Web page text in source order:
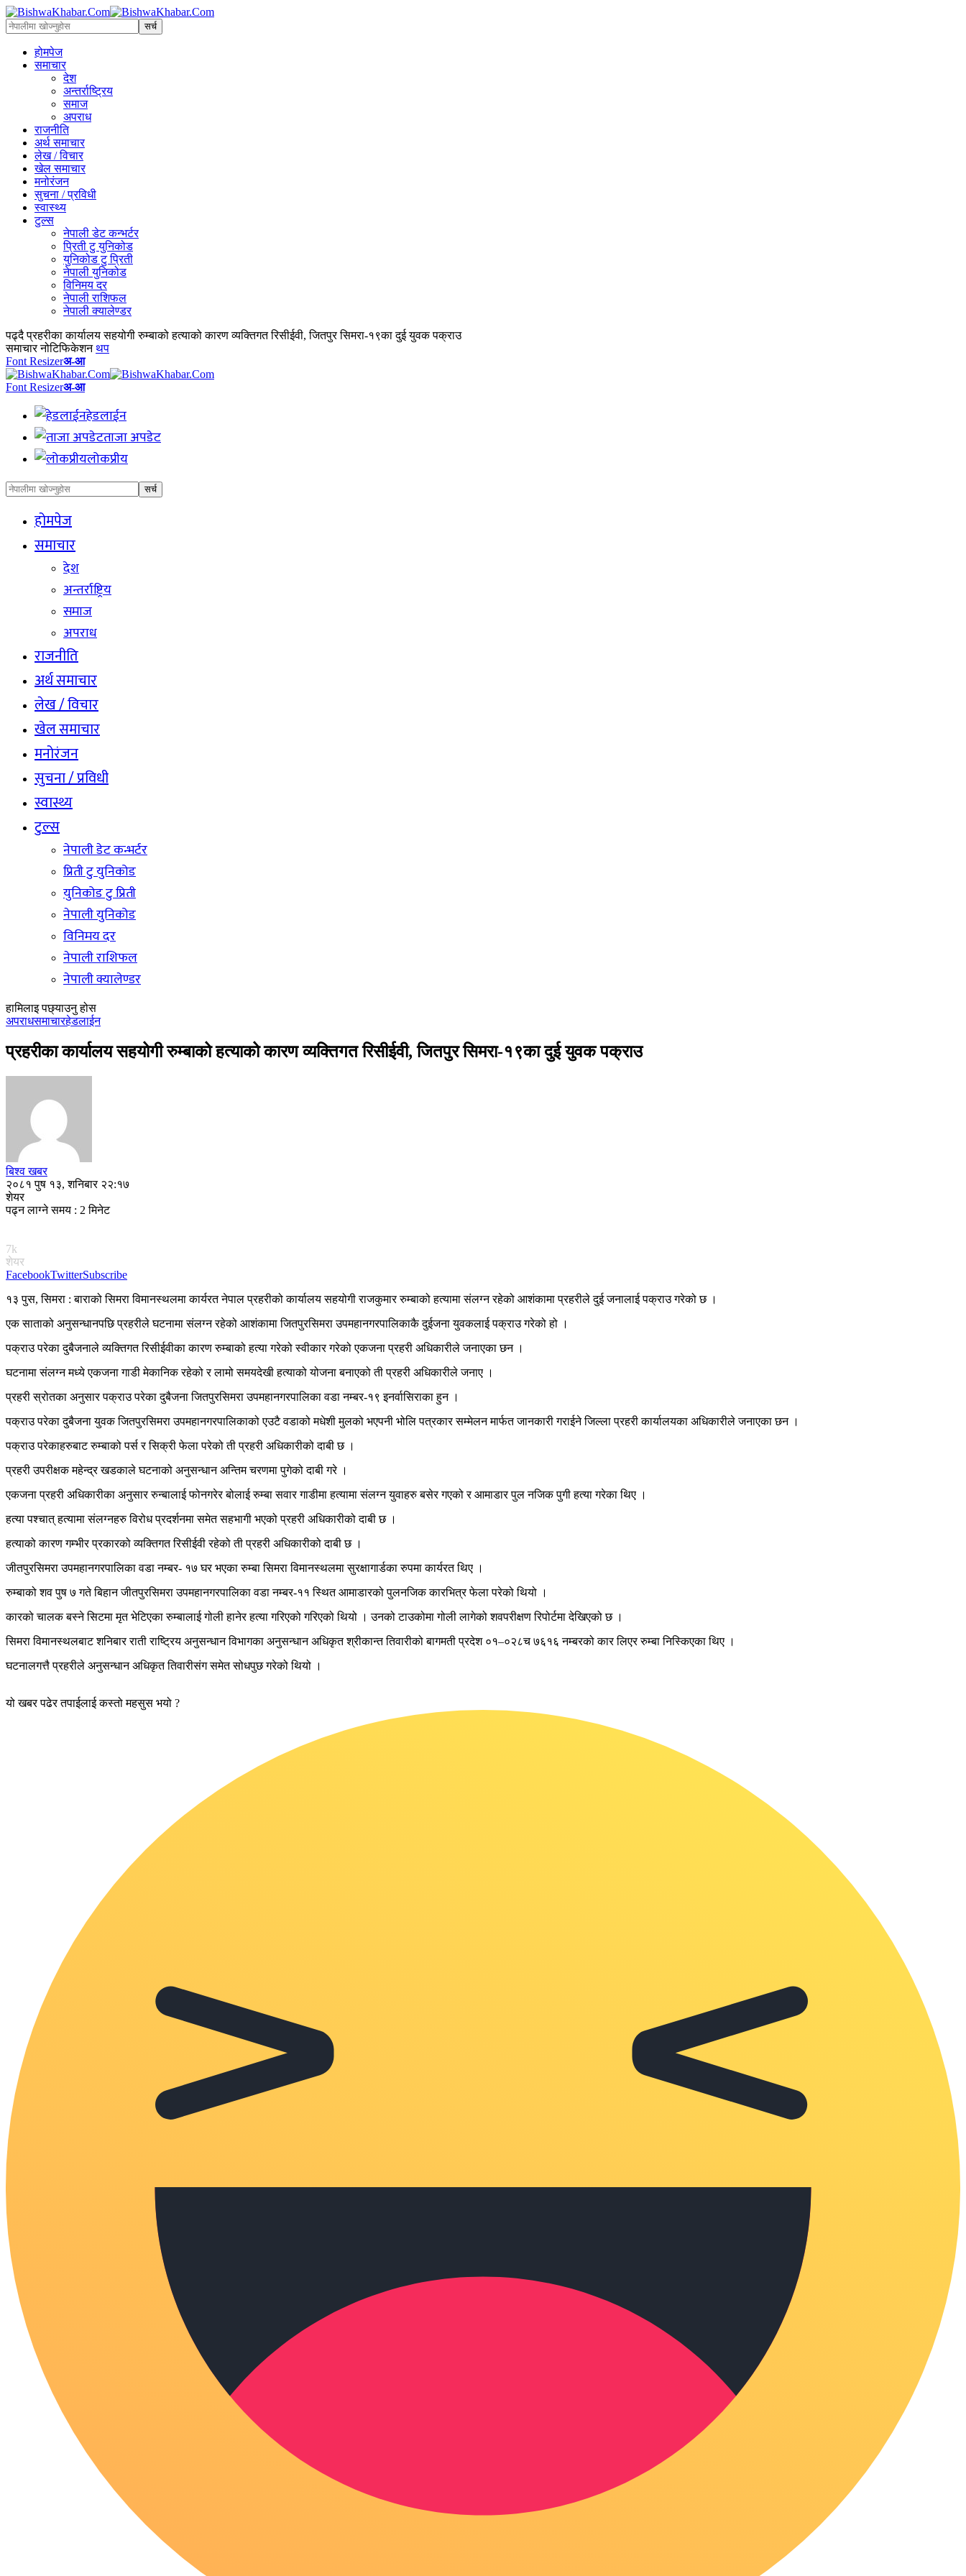
होमपेज
समाचार
देश
अन्तर्राष्ट्रिय
समाज
अपराध
राजनीति
अर्थ समाचार
लेख / विचार
खेल समाचार
मनोरंजन
सुचना / प्रविधी
स्वास्थ्य
टुल्स
नेपाली डेट कन्भर्टर
प्रिती टु युनिकोड
युनिकोड टु प्रिती
नेपाली युनिकोड
विनिमय दर
नेपाली राशिफल
नेपाली क्यालेण्डर
पढ्दै प्रहरीका कार्यालय सहयोगी रुम्बाको हत्याको कारण व्यक्तिगत रिसीईवी, जितपुर सिमरा-१९का दुई युवक पक्राउ
समाचार नोटिफिकेशन थप
Font Resizerअ-आ
Font Resizerअ-आ
हेडलाईन
ताजा अपडेट
लोकप्रीय
होमपेज
समाचार
देश
अन्तर्राष्ट्रिय
समाज
अपराध
राजनीति
अर्थ समाचार
लेख / विचार
खेल समाचार
मनोरंजन
सुचना / प्रविधी
स्वास्थ्य
टुल्स
नेपाली डेट कन्भर्टर
प्रिती टु युनिकोड
युनिकोड टु प्रिती
नेपाली युनिकोड
विनिमय दर
नेपाली राशिफल
नेपाली क्यालेण्डर
हामिलाइ पछ्याउनु होस
अपराधसमाचारहेडलाईन
प्रहरीका कार्यालय सहयोगी रुम्बाको हत्याको कारण व्यक्तिगत रिसीईवी, जितपुर सिमरा-१९का दुई युवक पक्राउ
बिश्व खबर
२०८१ पुष १३, शनिबार २२:१७
शेयर
पढ्न लाग्ने समय : 2 मिनेट
7k
शेयर
FacebookTwitterSubscribe
१३ पुस, सिमरा : बाराको सिमरा विमानस्थलमा कार्यरत नेपाल प्रहरीको कार्यालय सहयोगी राजकुमार रुम्बाको हत्यामा संलग्न रहेको आशंकामा प्रहरीले दुई जनालाई पक्राउ गरेको छ ।
एक साताको अनुसन्धानपछि प्रहरीले घटनामा संलग्न रहेको आशंकामा जितपुरसिमरा उपमहानगरपालिकाकै दुईजना युवकलाई पक्राउ गरेको हो ।
पक्राउ परेका दुबैजनाले व्यक्तिगत रिसीईवीका कारण रुम्बाको हत्या गरेको स्वीकार गरेको एकजना प्रहरी अधिकारीले जनाएका छन ।
घटनामा संलग्न मध्ये एकजना गाडी मेकानिक रहेको र लामो समयदेखी हत्याको योजना बनाएको ती प्रहरी अधिकारीले जनाए ।
प्रहरी स्रोतका अनुसार पक्राउ परेका दुबैजना जितपुरसिमरा उपमहानगरपालिका वडा नम्बर-१९ इनर्वासिराका हुन ।
पक्राउ परेका दुबैजना युवक जितपुरसिमरा उपमहानगरपालिकाको एउटै वडाको मधेशी मुलको भएपनी भोलि पत्रकार सम्मेलन मार्फत जानकारी गराईने जिल्ला प्रहरी कार्यालयका अधिकारीले जनाएका छन ।
पक्राउ परेकाहरुबाट रुम्बाको पर्स र सिक्री फेला परेको ती प्रहरी अधिकारीको दाबी छ ।
प्रहरी उपरीक्षक महेन्द्र खडकाले घटनाको अनुसन्धान अन्तिम चरणमा पुगेको दाबी गरे ।
एकजना प्रहरी अधिकारीका अनुसार रुन्बालाई फोनगरेर बोलाई रुम्बा सवार गाडीमा हत्यामा संलग्न युवाहरु बसेर गएको र आमाडार पुल नजिक पुगी हत्या गरेका थिए ।
हत्या पश्चात् हत्यामा संलग्नहरु विरोध प्रदर्शनमा समेत सहभागी भएको प्रहरी अधिकारीको दाबी छ ।
हत्याको कारण गम्भीर प्रकारको व्यक्तिगत रिसीईवी रहेको ती प्रहरी अधिकारीको दाबी छ ।
जीतपुरसिमरा उपमहानगरपालिका वडा नम्बर- १७ घर भएका रुम्बा सिमरा विमानस्थलमा सुरक्षागार्डका रुपमा कार्यरत थिए ।
रुम्बाको शव पुष ७ गते बिहान जीतपुरसिमरा उपमहानगरपालिका वडा नम्बर-११ स्थित आमाडारको पुलनजिक कारभित्र फेला परेको थियो ।
कारको चालक बस्ने सिटमा मृत भेटिएका रुम्बालाई गोली हानेर हत्या गरिएको गरिएको थियो । उनको टाउकोमा गोली लागेको शवपरीक्षण रिपोर्टमा देखिएको छ ।
सिमरा विमानस्थलबाट शनिबार राती राष्ट्रिय अनुसन्धान विभागका अनुसन्धान अधिकृत श्रीकान्त तिवारीको बागमती प्रदेश ०१–०२८च ७६१६ नम्बरको कार लिएर रुम्बा निस्किएका थिए ।
घटनालगत्तै प्रहरीले अनुसन्धान अधिकृत तिवारीसंग समेत सोधपुछ गरेको थियो ।
यो खबर पढेर तपाईलाई कस्तो महसुस भयो ?